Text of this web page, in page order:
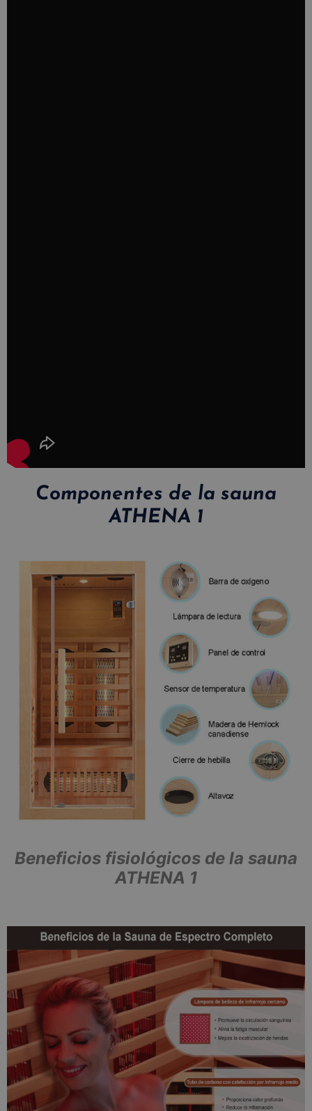
Componentes de la sauna
ATHENA 1
Beneficios fisiológicos de la sauna
ATHENA 1